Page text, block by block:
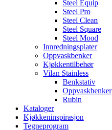
Steel Equip
Steel Pro
Steel Clean
Steel Square
Steel Mood
Innredningsplater
Oppvaskbenker
Kjøkkentilbehør
Vilan Stainless
Benkstativ
Oppvaskbenker
Rubin
Kataloger
Kjøkkeninspirasjon
Tegneprogram